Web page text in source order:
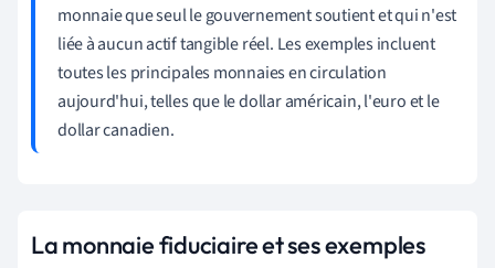
monnaie que seul le gouvernement soutient et qui n'est
liée à aucun actif tangible réel. Les exemples incluent
toutes les principales monnaies en circulation
aujourd'hui, telles que le dollar américain, l'euro et le
dollar canadien.
La monnaie fiduciaire et ses exemples